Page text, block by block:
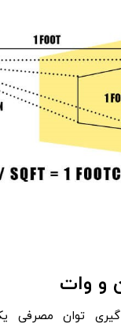
و وات
گیری توان مصرفی